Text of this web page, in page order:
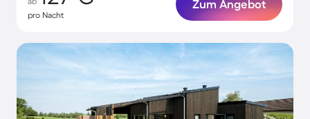
pro Nacht
Zum Angebot